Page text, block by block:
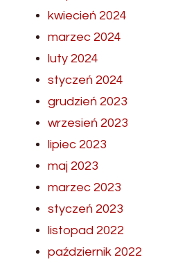
kwiecień 2024
marzec 2024
luty 2024
styczeń 2024
grudzień 2023
wrzesień 2023
lipiec 2023
maj 2023
marzec 2023
styczeń 2023
listopad 2022
październik 2022